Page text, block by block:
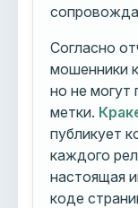
Согласно
мошенники
но не могут
метки.
публикует
каждого
настоящая
коде